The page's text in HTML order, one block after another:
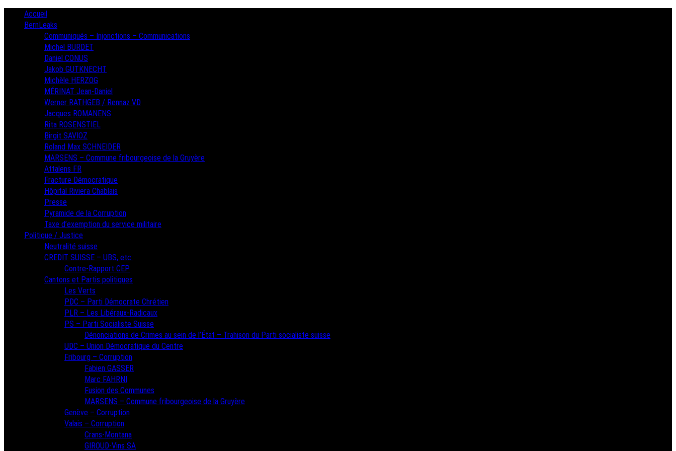
PrimaryAccueil
BernLeaks
Communiqués – Injonctions – Communications
Michel BURDET
Daniel CONUS
Jakob GUTKNECHT
Michèle HERZOG
MÉRINAT Jean-Daniel
Werner RATHGEB / Rennaz VD
Jacques ROMANENS
Rita ROSENSTIEL
Birgit SAVIOZ
Roland Max SCHNEIDER
MARSENS – Commune fribourgeoise de la Gruyère
Attalens FR
Fracture Démocratique
Hôpital Riviera Chablais
Presse
Pyramide de la Corruption
Taxe d’exemption du service militaire
Politique / Justice
Neutralité suisse
CREDIT SUISSE – UBS, etc.
Contre-Rapport CEP
Cantons et Partis politiques
Les Verts
PDC – Parti Démocrate Chrétien
PLR – Les Libéraux-Radicaux
PS – Parti Socialiste Suisse
Dénonciations de Crimes au sein de l’État – Trahison du Parti socialiste suisse
UDC – Union Démocratique du Centre
Fribourg – Corruption
Fabien GASSER
Marc FAHRNI
Fusion des Communes
MARSENS – Commune fribourgeoise de la Gruyère
Genève – Corruption
Valais – Corruption
Crans-Montana
GIROUD-Vins SA